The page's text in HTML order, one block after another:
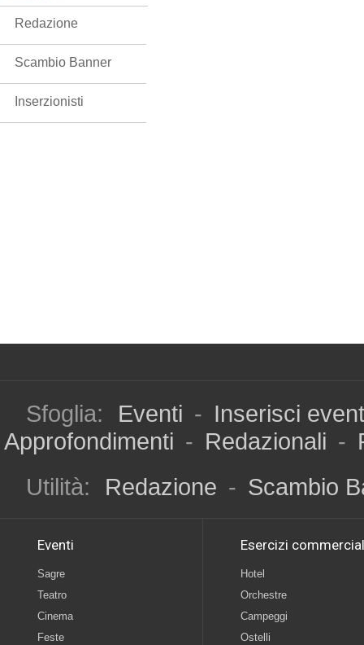
Redazione
Scambio Banner
Inserzionisti
Sfoglia: Eventi - Inserisci
Approfondimenti - Redazionali -
Utilità:
Redazione - Scambio
Eventi
Sagre
Teatro
Cinema
Feste
Esercizi
Hotel
Orchestre
Campeggi
Ostelli